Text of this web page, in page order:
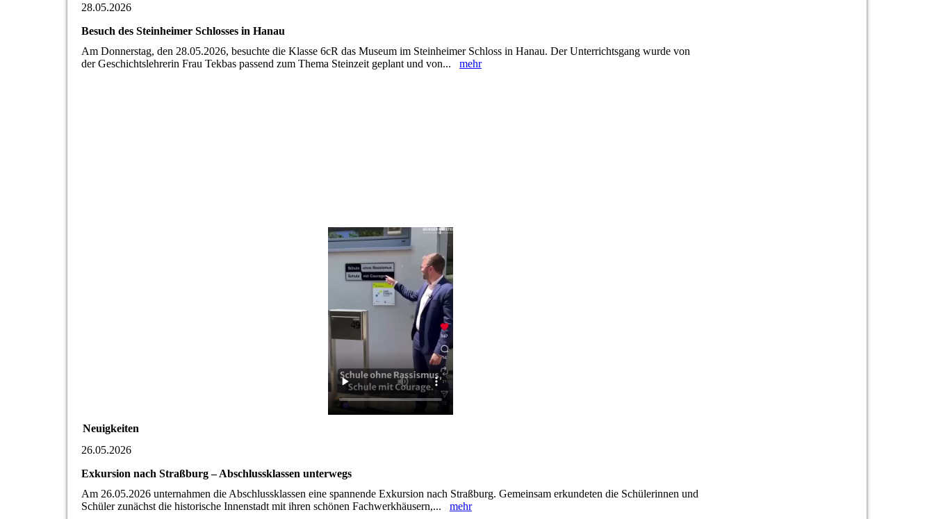
28.05.2026
Besuch des Steinheimer Schlosses in Hanau
Am Donnerstag, den 28.05.2026, besuchte die Klasse 6cR das Museum im Steinheimer Schloss in Hanau. Der Unterrichtsgang wurde von
der Geschichtslehrerin Frau Tekbas passend zum Thema Steinzeit geplant und von... mehr
Neuigkeiten
26.05.2026
Exkursion nach Straßburg – Abschlussklassen unterwegs
Am 26.05.2026 unternahmen die Abschlussklassen eine spannende Exkursion nach Straßburg. Gemeinsam erkundeten die Schülerinnen und
Schüler zunächst die historische Innenstadt mit ihren schönen Fachwerkhäusern,... mehr